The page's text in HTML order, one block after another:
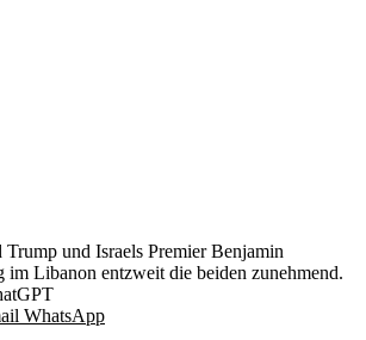
und Israels Premier Benjamin
Libanon entzweit die beiden zunehmend.
WhatsApp